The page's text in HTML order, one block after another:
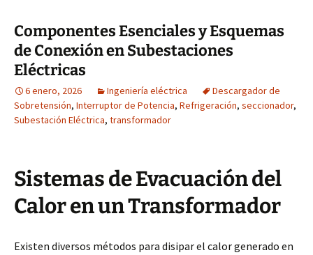
Componentes Esenciales y Esquemas
de Conexión en Subestaciones
Eléctricas
6 enero, 2026 Ingeniería eléctrica
Descargador de
Sobretensión, Interruptor de Potencia, Refrigeración, seccionador,
Subestación Eléctrica, transformador
Sistemas de Evacuación del
Calor en un Transformador
Existen diversos métodos para disipar el calor generado en